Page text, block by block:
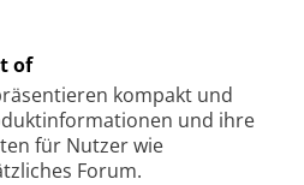
of
kompakt und
und ihre
für Nutzer wie
Forum.